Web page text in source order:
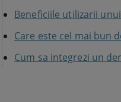
Beneficiile utilizarii
Care este cel mai bun
Cum sa integrezi un